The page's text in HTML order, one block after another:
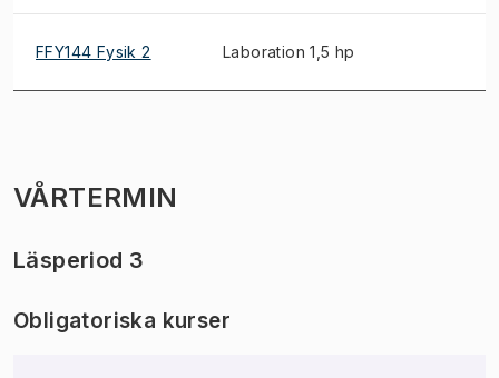
FFY144 Fysik 2 Laboration 1,5 hp
VÅRTERMIN
Läsperiod 3
Obligatoriska kurser